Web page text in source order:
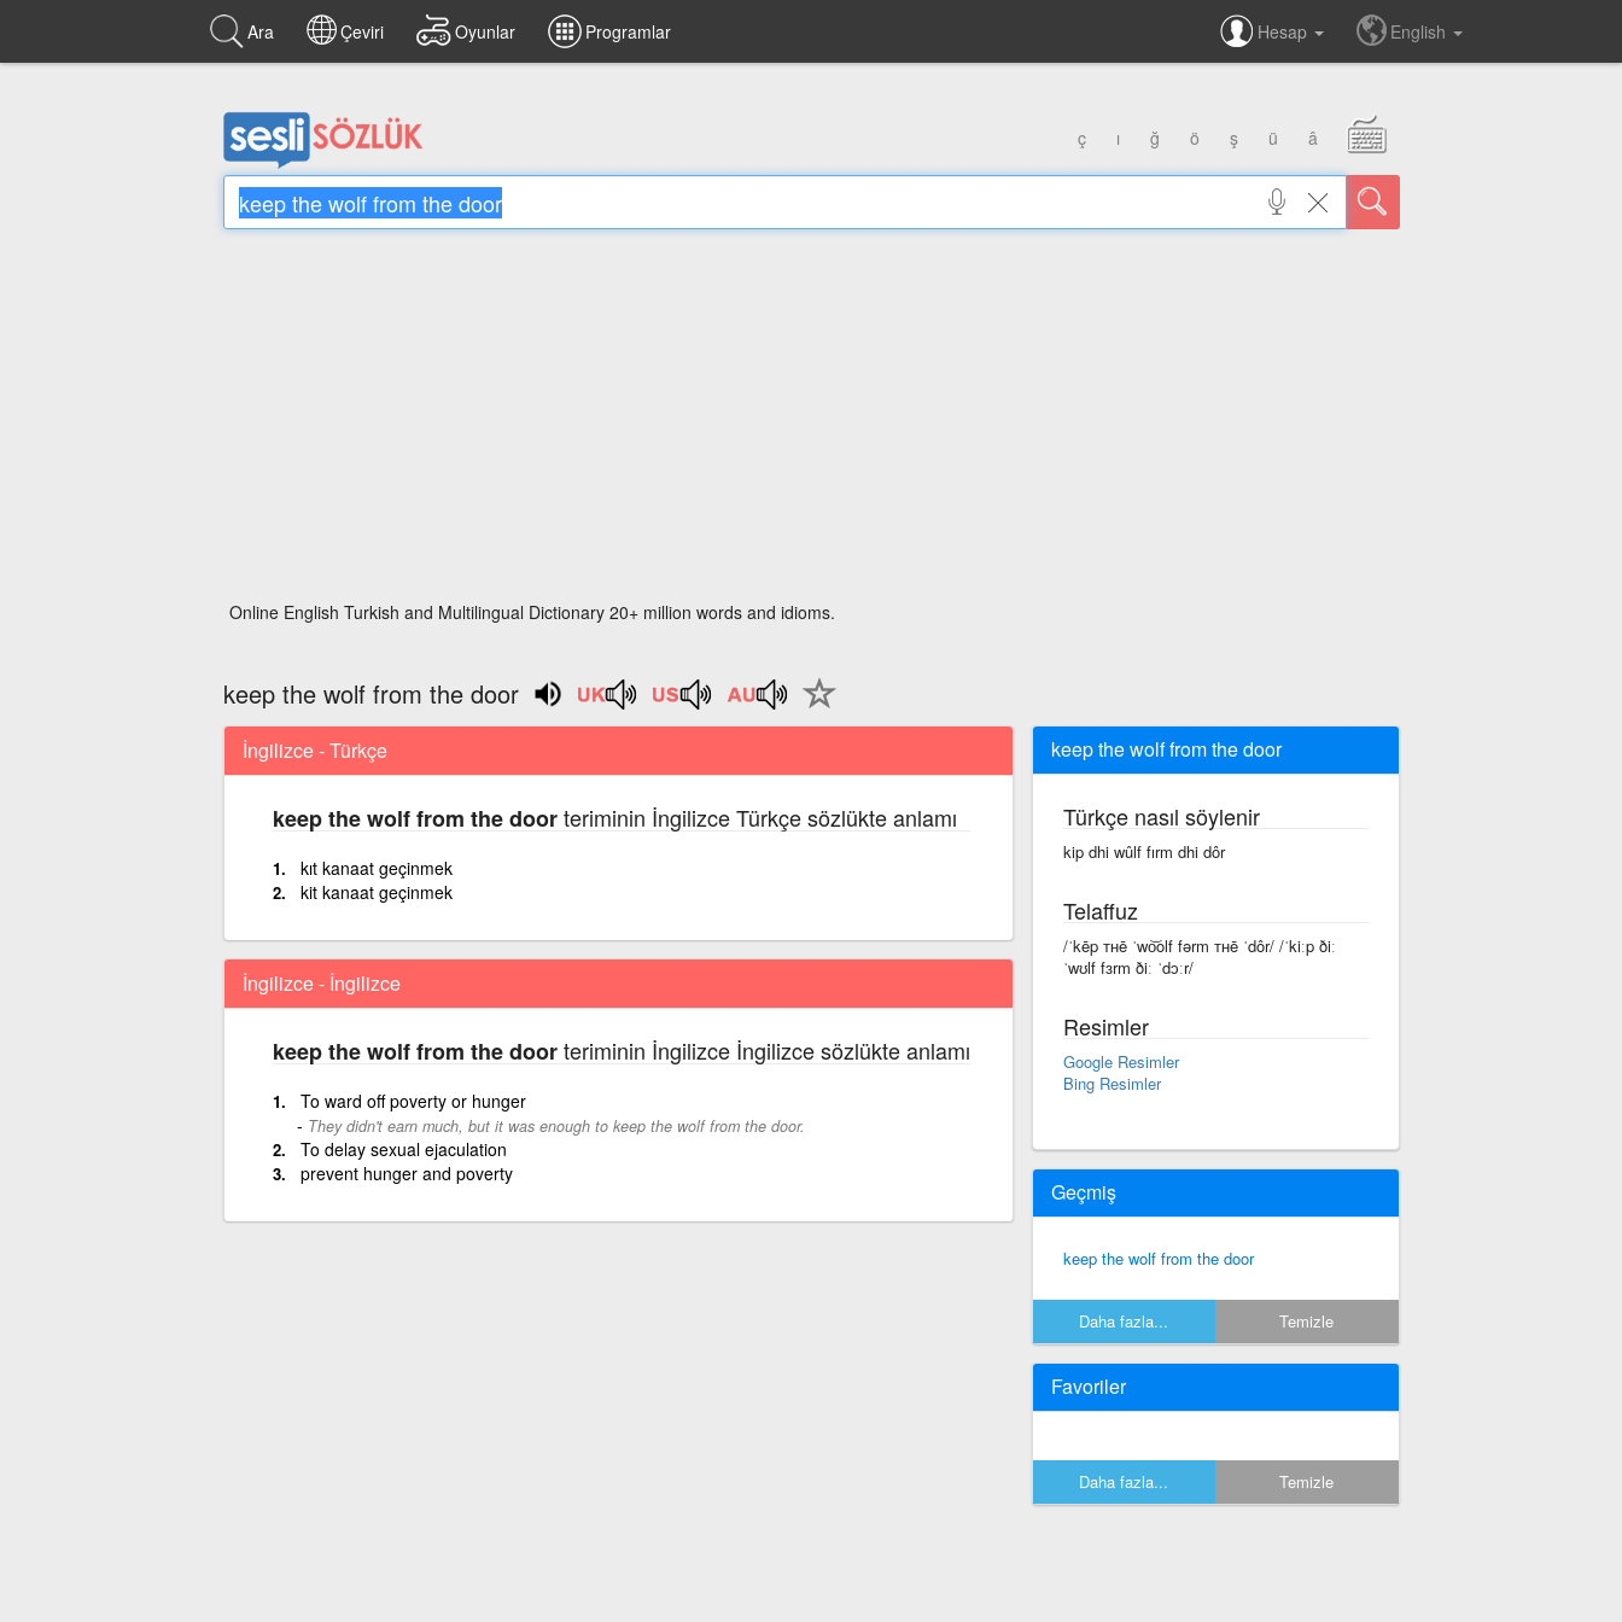
Ara Çeviri Oyunlar Programlar Hesap English
ç ı ğ ö ş ü â
Online English Turkish and Multilingual Dictionary 20+ million words and idioms.
keep the wolf from the door
İngilizce - Türkçe
keep the wolf from the doorteriminin İngilizce Türkçe sözlükte anlamı
kıt kanaat geçinmek
kit kanaat geçinmek
İngilizce - İngilizce
keep the wolf from the doorteriminin İngilizce İngilizce sözlükte anlamı
To ward off poverty or hunger
They didn't earn much, but it was enough to keep the wolf from the door.
To delay sexual ejaculation
prevent hunger and poverty
keep the wolf from the door
Türkçe nasıl söylenir
kip dhi wûlf fırm dhi dôr
Telaffuz
/ˈkēp ᴛʜē ˈwo͝olf fərm ᴛʜē ˈdôr/ /ˈkiːp ðiː
ˈwʊlf fɜrm ðiː ˈdɔːr/
Resimler
Google Resimler
Bing Resimler
Geçmiş
keep the wolf from the door
Daha fazla... Temizle
Favoriler
Daha fazla... Temizle